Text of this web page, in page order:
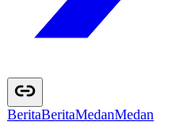
BeritaBeritaMedanMedan